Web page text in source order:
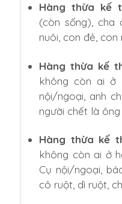
Hàng thừa kế
(còn sống), cha
nuôi, con đẻ,
Hàng thừa kế
không còn ai ở
nội/ngoại, anh
người chết là
Hàng thừa kế
không còn ai ở
Cụ nội/ngoại,
cô ruột, dì ruột,